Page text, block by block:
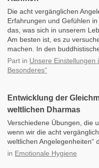
Die acht vergänglichen
Erfahrungen und Gefühlen
das, was sich in unserem
Am besten ist, es zu
machen. In den
Part in Unsere Einstellungen
Besonderes“
Entwicklung der
weltlichen Dharmas
Verschiedene Übungen, die
wenn wir die acht
weltlichen Angelegenheiten“
in Emotionale Hygiene